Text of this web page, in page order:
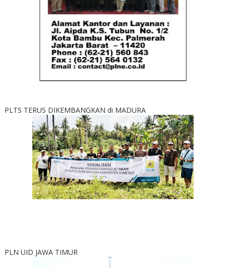
PLTS TERUS DIKEMBANGKAN di MADURA
PLN UID JAWA TIMUR